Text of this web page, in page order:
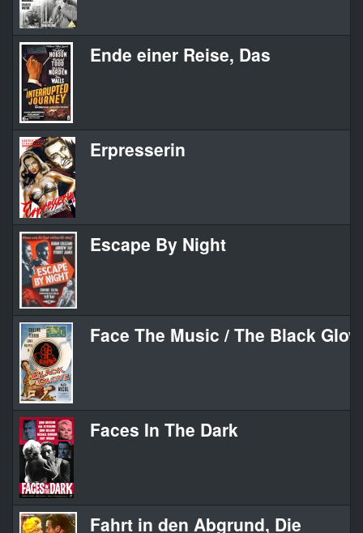
Ende einer Reise, Das
Erpresserin
Escape By Night
Face The Music / The Black
Faces In The Dark
Fahrt in den Abgrund, Die